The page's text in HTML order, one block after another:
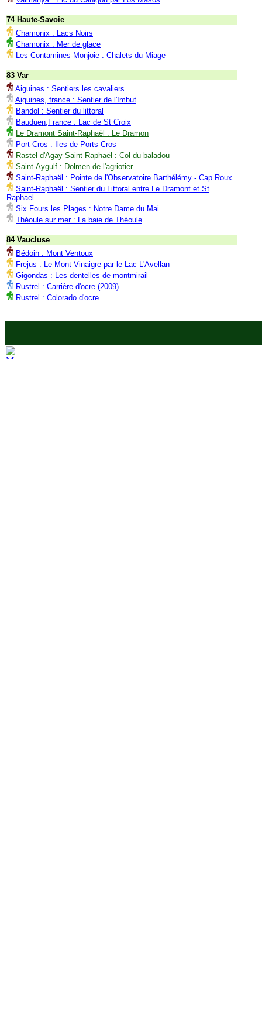
74 Haute-Savoie
Chamonix : Lacs Noirs
Chamonix : Mer de glace
Les Contamines-Monjoie : Chalets du Miage
83 Var
Aiguines : Sentiers les cavaliers
Aiguines, france : Sentier de l'Imbut
Bandol : Sentier du littoral
Bauduen,France : Lac de St Croix
Le Dramont Saint-Raphaël : Le Dramon
Port-Cros : Iles de Ports-Cros
Rastel d'Agay Saint Raphaël : Col du baladou
Saint-Aygulf : Dolmen de l'agriotier
Saint-Raphaël : Pointe de l'Observatoire Barthélémy - Cap Roux
Saint-Raphaël : Sentier du Littoral entre Le Dramont et St
Raphael
Six Fours les Plages : Notre Dame du Mai
Théoule sur mer : La baie de Théoule
84 Vaucluse
Bédoin : Mont Ventoux
Frejus : Le Mont Vinaigre par le Lac L'Avellan
Gigondas : Les dentelles de montmirail
Rustrel : Carrière d'ocre (2009)
Rustrel : Colorado d'ocre